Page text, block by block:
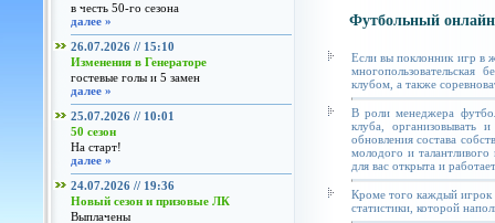
в честь 50-го сезона
далее »
26.07.2026 // 15:10
Изменения в Генераторе
гостевые голы и 5 замен
далее »
25.07.2026 // 10:01
50 сезон
На старт!
далее »
24.07.2026 // 19:36
Новый сезон и призовые ЛК
Выплачены
Футбольный
Если вы поклонник игр в
клубом, а также
В роли менеджера
клуба, организовывать
обновления состава
молодого и талантливого
для вас открыта и
Кроме того каждый игрок
статистики, которой